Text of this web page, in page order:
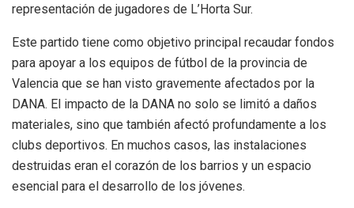
representación de jugadores de L’Horta Sur.
Este partido tiene como objetivo principal recaudar fondos
para apoyar a los equipos de fútbol de la provincia de
Valencia que se han visto gravemente afectados por la
DANA. El impacto de la DANA no solo se limitó a daños
materiales, sino que también afectó profundamente a los
clubs deportivos. En muchos casos, las instalaciones
destruidas eran el corazón de los barrios y un espacio
esencial para el desarrollo de los jóvenes.